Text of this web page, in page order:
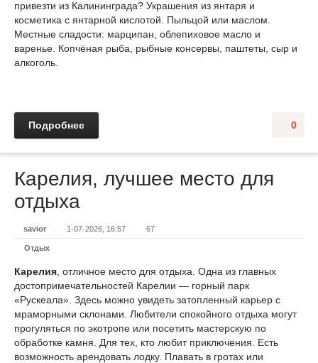
привезти из Калининграда? Украшения из янтаря и
косметика с янтарной кислотой. Пыльцой или маслом.
Местные сладости: марципан, облепиховое масло и
варенье. Копчёная рыба, рыбные консервы, паштеты, сыр и
алкоголь.
0
Подробнее
Карелия, лучшее место для
отдыха
savior 1-07-2026, 16:57 67
Отдых
Карелия , отличное место для отдыха. Одна из главных
достопримечательностей Карелии — горный парк
«Рускеала». Здесь можно увидеть затопленный карьер с
мраморными склонами. Любители спокойного отдыха могут
прогуляться по экотропе или посетить мастерскую по
обработке камня. Для тех, кто любит приключения. Есть
возможность арендовать лодку. Плавать в гротах или